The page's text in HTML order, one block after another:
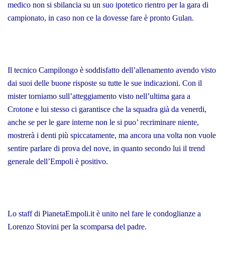
medico non si sbilancia su un suo ipotetico rientro per la gara di
campionato, in caso non ce la dovesse fare è pronto Gulan.
Il tecnico Campilongo è soddisfatto dell’allenamento avendo visto
dai suoi delle buone risposte su tutte le sue indicazioni. Con il
mister torniamo sull’atteggiamento visto nell’ultima gara a
Crotone e lui stesso ci garantisce che la squadra già da venerdi,
anche se per le gare interne non le si puo’ recriminare niente,
mostrerà i denti più spiccatamente, ma ancora una volta non vuole
sentire parlare di prova del nove, in quanto secondo lui il trend
generale dell’Empoli è positivo.
Lo staff di PianetaEmpoli.it è unito nel fare le condoglianze a
Lorenzo Stovini per la scomparsa del padre.